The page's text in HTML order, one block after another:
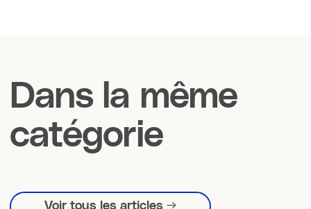
Dans la même
catégorie
Voir tous les articles →